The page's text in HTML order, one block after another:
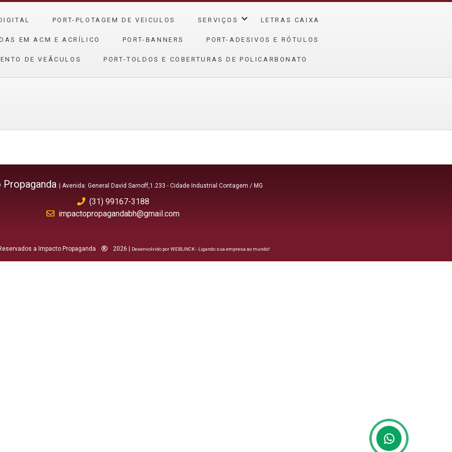
PORT-PLOTAGEM DE VEICULOS SERVIÇOS LETRAS CAIXA
EM ACM E ACRÍLICO PORT-BANNERS PORT-ADESIVOS E RÓTULOS
DE VEÃ­CULOS PORT-TOLDOS E COBERTURAS DE POLICARBONATO
| Avenida: General David Sarnoff,1.233 - Cidade Industrial Contagem / MG
(31) 99167-3188
impactopropagandabh@gmail.com
a Impacto Propaganda 2026 | Desenvolvido por WEBLINCK - Ligando sua empresa ao mundo!